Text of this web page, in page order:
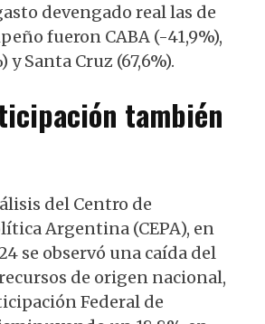
devengado real las de
fueron CABA (-41,9%),
y Santa Cruz (67,6%).
también
del Centro de
Argentina (CEPA), en
se observó una caída del
de origen nacional,
Federal de